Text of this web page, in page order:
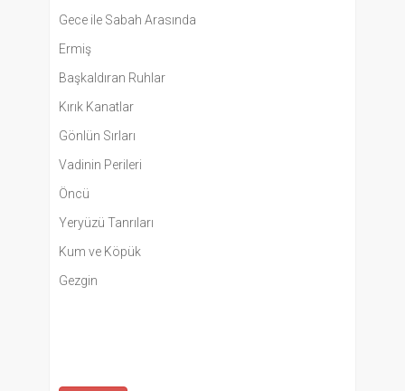
Gece ile Sabah Arasında
Ermiş
Başkaldıran Ruhlar
Kırık Kanatlar
Gönlün Sırları
Vadinin Perileri
Öncü
Yeryüzü Tanrıları
Kum ve Köpük
Gezgin